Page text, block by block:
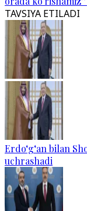
TAVSIYA ETILADI
Erdo‘g‘an bilan
uchrashadi